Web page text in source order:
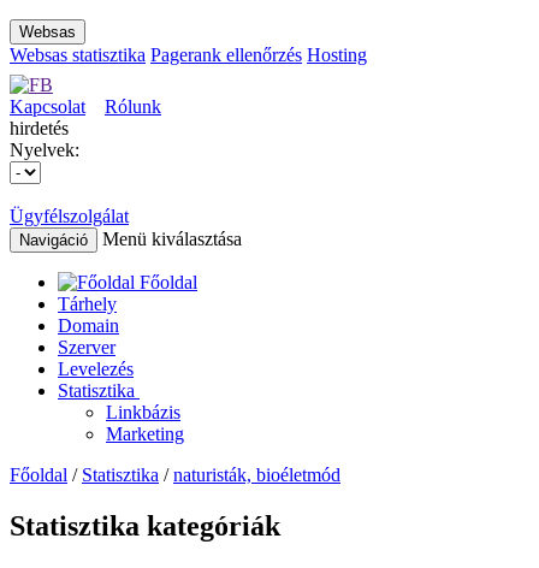
Websas
Websas statisztika Pagerank ellenőrzés Hosting
Kapcsolat
Rólunk
hirdetés
Nyelvek:
Ügyfélszolgálat
Navigáció Menü kiválasztása
Főoldal
Tárhely
Domain
Szerver
Levelezés
Statisztika
Linkbázis
Marketing
Főoldal / Statisztika /naturisták, bioéletmód
Statisztika kategóriák